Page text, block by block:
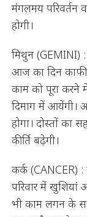
मंगलमय परिवर्तन व
होगी।
मिथुन (GEMINI) :
आज का दिन काफी
काम को पूरा करने
दिमाग में आयेंगी।
होगा। दोस्तों का
कीर्ति बढ़ेगी।
कर्क (CANCER) :
परिवार में
भी काम लगन के